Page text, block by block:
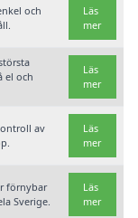
och
Läs
mer
el och
Läs
mer
av
Läs
mer
förnybar
Sverige.
Läs
mer